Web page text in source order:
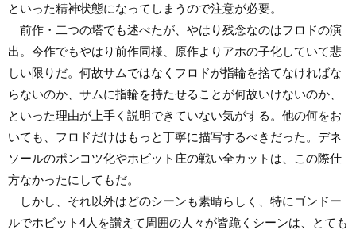
といった精神状態になってしまうので注意が必要。
前作・二つの塔でも述べたが、やはり残念なのはフロドの演
出。今作でもやはり前作同様、原作よりアホの子化していて悲
しい限りだ。何故サムではなくフロドが指輪を捨てなければな
らないのか、サムに指輪を持たせることが何故いけないのか、
といった理由が上手く説明できていない気がする。他の何をお
いても、フロドだけはもっと丁寧に描写するべきだった。デネ
ソールのポンコツ化やホビット庄の戦い全カットは、この際仕
方なかったにしてもだ。
しかし、それ以外はどのシーンも素晴らしく、特にゴンドー
ルでホビット4人を讃えて周囲の人々が皆跪くシーンは、とても